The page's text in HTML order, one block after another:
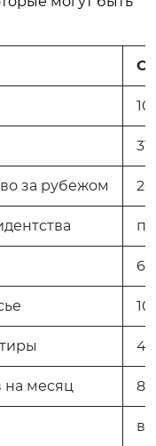
за рубежом 20
64
на месяц
в